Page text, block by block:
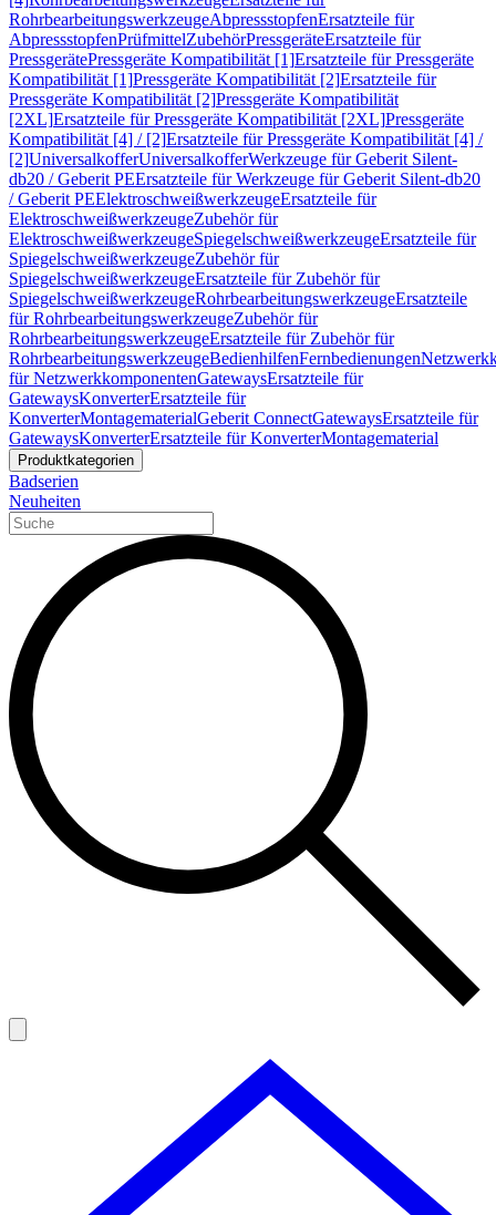
RohrbearbeitungswerkzeugeAbpressstopfenErsatzteile für
AbpressstopfenPrüfmittelZubehörPressgeräteErsatzteile für
PressgerätePressgeräte Kompatibilität [1]Ersatzteile für Pressgeräte
Kompatibilität [1]Pressgeräte Kompatibilität [2]Ersatzteile für
Pressgeräte Kompatibilität [2]Pressgeräte Kompatibilität
[2XL]Ersatzteile für Pressgeräte Kompatibilität [2XL]Pressgeräte
Kompatibilität [4] / [2]Ersatzteile für Pressgeräte Kompatibilität [4] /
[2]UniversalkofferUniversalkofferWerkzeuge für Geberit Silent-
db20 / Geberit PEErsatzteile für Werkzeuge für Geberit Silent-db20
/ Geberit PEElektroschweißwerkzeugeErsatzteile für
ElektroschweißwerkzeugeZubehör für
ElektroschweißwerkzeugeSpiegelschweißwerkzeugeErsatzteile für
SpiegelschweißwerkzeugeZubehör für
SpiegelschweißwerkzeugeErsatzteile für Zubehör für
SpiegelschweißwerkzeugeRohrbearbeitungswerkzeugeErsatzteile
für RohrbearbeitungswerkzeugeZubehör für
RohrbearbeitungswerkzeugeErsatzteile für Zubehör für
RohrbearbeitungswerkzeugeBedienhilfenFernbedienungen
für NetzwerkkomponentenGatewaysErsatzteile für
GatewaysKonverterErsatzteile für
KonverterMontagematerialGeberit ConnectGatewaysErsatzteile für
GatewaysKonverterErsatzteile für KonverterMontagematerial
Produktkategorien
Badserien
Neuheiten